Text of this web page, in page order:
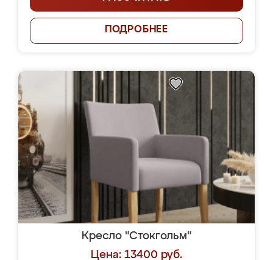
ПОДРОБНЕЕ
Кресло "Стокгольм"
Цена: 13400 руб.